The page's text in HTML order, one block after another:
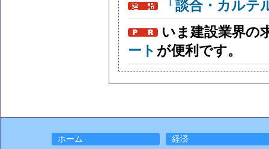
「談合・カル
いま建設業界の
ート が便利です。
ホーム 経済